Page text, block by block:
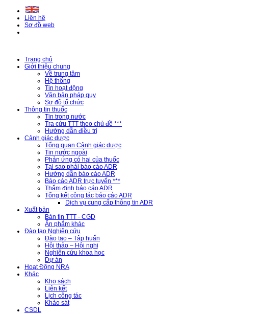
Liên hệ
Sơ đồ web
Trang chủ
Giới thiệu chung
Về trung tâm
Hệ thống
Tin hoạt động
Văn bản pháp quy
Sơ đồ tổ chức
Thông tin thuốc
Tin trong nước
Tra cứu TTT theo chủ đề ***
Hướng dẫn điều trị
Cảnh giác dược
Tổng quan Cảnh giác dược
Tin nước ngoài
Phản ứng có hại của thuốc
Tại sao phải báo cáo ADR
Hướng dẫn báo cáo ADR
Báo cáo ADR trực tuyến ***
Thẩm định báo cáo ADR
Tổng kết công tác báo cáo ADR
Dịch vụ cung cấp thông tin ADR
Xuất bản
Bản tin TTT - CGD
Ấn phẩm khác
Đào tạo Nghiên cứu
Đào tạo – Tập huấn
Hội thảo – Hội nghị
Nghiên cứu khoa học
Dự án
Hoạt Động NRA
Khác
Kho sách
Liên kết
Lịch công tác
Khảo sát
CSDL